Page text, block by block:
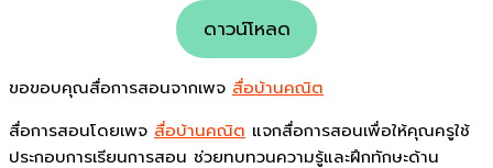
ดาวน์โหลด
ขอขอบคุณสื่อการสอนจากเพจ สื่อบ้านคณิต
สื่อการสอนโดยเพจ สื่อบ้านคณิต แจกสื่อการสอนเพื่อให้คุณครูใช้
ประกอบการเรียนการสอน ช่วยทบทวนความรู้และฝึกทักษะด้าน